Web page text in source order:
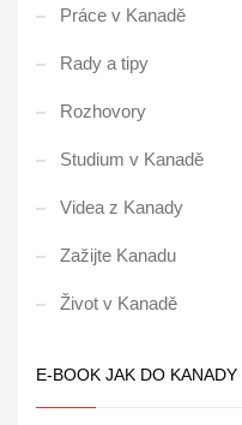
Práce v Kanadě
Rady a tipy
Rozhovory
Studium v Kanadě
Videa z Kanady
Zažijte Kanadu
Život v Kanadě
E-BOOK JAK DO KANADY